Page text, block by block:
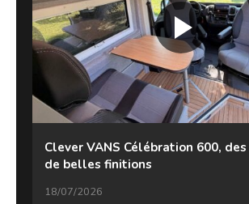
Clever VANS Célébration 600,
de belles finitions
18/07/2026